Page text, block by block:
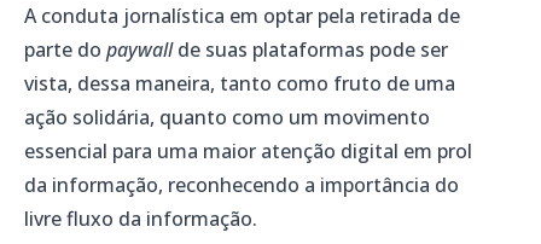
A conduta jornalística em optar pela retirada de
parte do paywallde suas plataformas pode ser
vista, dessa maneira, tanto como fruto de uma
ação solidária, quanto como um movimento
essencial para uma maior atenção digital em prol
da informação, reconhecendo a importância do
livre fluxo da informação.